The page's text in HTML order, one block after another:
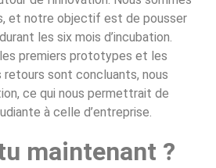
et notre objectif est de pousser
les six mois d’incubation.
premiers prototypes et les
sont concluants, nous
ce qui nous permettrait de
à celle d’entreprise.
maintenant ?